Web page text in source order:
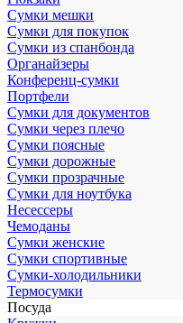
Сумки мешки
Сумки для покупок
Сумки из спанбонда
Органайзеры
Конференц-сумки
Портфели
Сумки для документов
Сумки через плечо
Сумки поясные
Сумки дорожные
Сумки прозрачные
Сумки для ноутбука
Несессеры
Чемоданы
Сумки женские
Сумки спортивные
Сумки-холодильники
Термосумки
Посуда